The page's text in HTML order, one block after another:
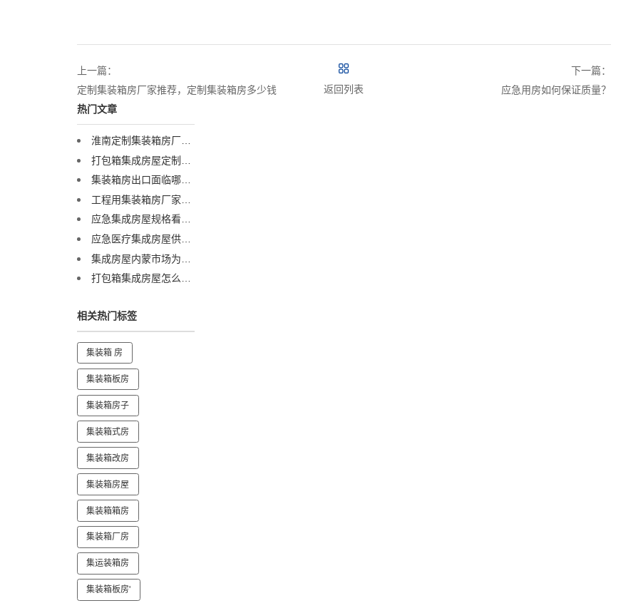
上一篇：
定制集装箱房厂家推荐，定制集装箱房多少钱
返回列表
下一篇：
应急用房如何保证质量？
热门文章
集装箱房出口面临哪些挑战？专业集装箱房出口流程与解决方案全解析
应急集成房屋规格看不懂？诚栋营地：一套标准，多重保障，定义行业品质标杆
应急医疗集成房屋供应商怎么选？诚栋营地：以专业产品守护生命防线，赋能高效应急响应
打包箱集成房屋怎么选？工程营地专家诚栋营地揭秘：品质与解决方案是关键
相关热门标签
集装箱 房
集装箱板房
集装箱房子
集装箱式房
集装箱改房
集装箱房屋
集装箱箱房
集装箱厂房
集运装箱房
集装箱板房'